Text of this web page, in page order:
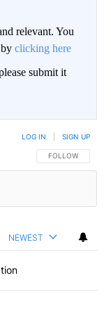
relevant. You
clicking here
submit it
FOLLOW THIS
FOLLOW
LOG IN SIGN UP
NEWEST